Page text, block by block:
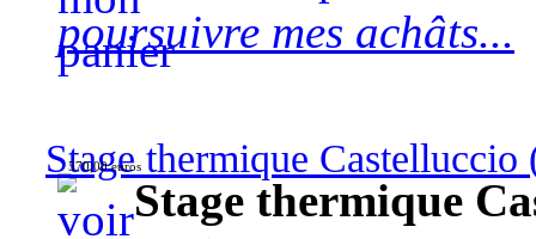
poursuivre mes achâts...
Stage thermique Castelluccio
570,00 euros
Stage thermique